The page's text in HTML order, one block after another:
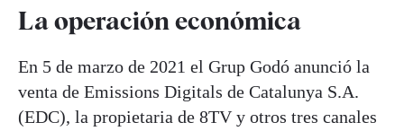
La operación económica
En 5 de marzo de 2021 el Grup Godó anunció la
venta de Emissions Digitals de Catalunya S.A.
(EDC), la propietaria de 8TV y otros tres canales